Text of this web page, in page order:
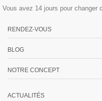
Vous avez 14 jours pour changer
RENDEZ-VOUS
BLOG
NOTRE CONCEPT
ACTUALITÉS